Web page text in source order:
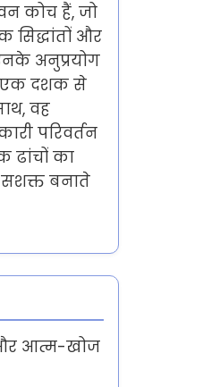
कोच हैं, जो
सिद्धांतों और
अनुप्रयोग
एक दशक से
वह
परिवर्तन
ढांचों का
बनाते
आत्म-खोज